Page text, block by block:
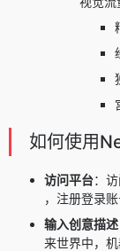
如何使用
访问平台：
，注册登录账
输入创意描述
来世界中，